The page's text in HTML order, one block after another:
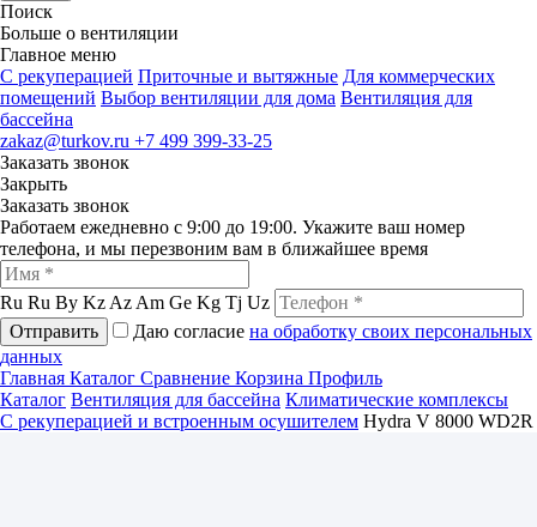
Поиск
Больше о вентиляции
Главное меню
C рекуперацией Приточные и вытяжные Для коммерческих
помещений Выбор вентиляции для дома Вентиляция для
бассейна
zakaz@turkov.ru +7 499 399-33-25
Заказать звонок
Закрыть
Заказать звонок
Работаем ежедневно с 9:00 до 19:00. Укажите ваш номер
телефона, и мы перезвоним вам в ближайшее время
Ru Ru By Kz Az Am Ge Kg Tj Uz
Отправить
Даю согласие на обработку своих персональных
данных
Главная Каталог Сравнение Корзина Профиль
Каталог Вентиляция для бассейна Климатические комплексы
С рекуперацией и встроенным осушителем Hydra V 8000 WD2R